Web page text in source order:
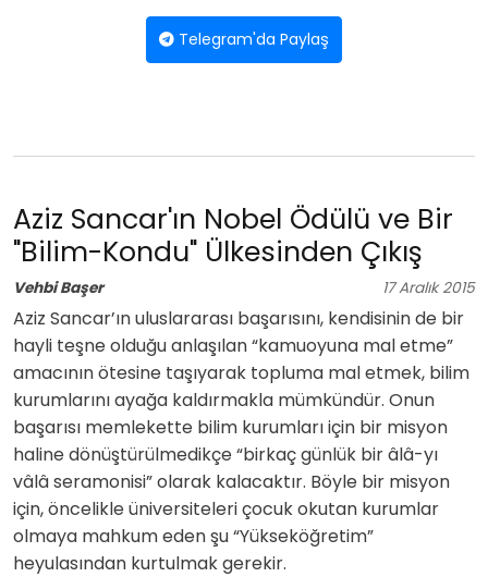
Telegram'da Paylaş
Aziz Sancar'ın Nobel Ödülü ve Bir
"Bilim-Kondu" Ülkesinden Çıkış
Vehbi Başer 17 Aralık 2015
Aziz Sancar’ın uluslararası başarısını, kendisinin de bir
hayli teşne olduğu anlaşılan “kamuoyuna mal etme”
amacının ötesine taşıyarak topluma mal etmek, bilim
kurumlarını ayağa kaldırmakla mümkündür. Onun
başarısı memlekette bilim kurumları için bir misyon
haline dönüştürülmedikçe “birkaç günlük bir âlâ-yı
vâlâ seramonisi” olarak kalacaktır. Böyle bir misyon
için, öncelikle üniversiteleri çocuk okutan kurumlar
olmaya mahkum eden şu “Yükseköğretim”
heyulasından kurtulmak gerekir.